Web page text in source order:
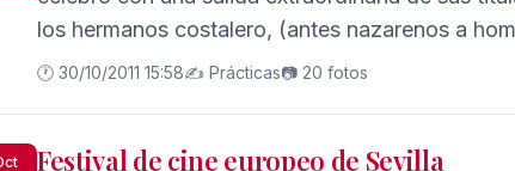
los hermanos costalero, (antes nazarenos a
Hermandad siguiendo las tradiciones Sevillana,
luego pasaron al paso de palio de la Stma.
🕐 30/10/2011 15:58✍️ Prácticas📷 20 fotos
Festival de cine europeo de Sevilla